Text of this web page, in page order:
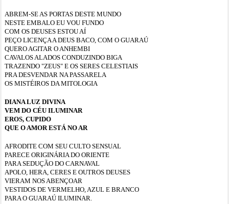
ABREM-SE AS PORTAS DESTE MUNDO
NESTE EMBALO EU VOU FUNDO
COM OS DEUSES ESTOU AÍ
PEÇO LICENÇA A DEUS BACO, COM O GUARAÚ
QUERO AGITAR O ANHEMBI
CAVALOS ALADOS CONDUZINDO BIGA
TRAZENDO "ZEUS" E OS SERES CELESTIAIS
PRA DESVENDAR NA PASSARELA
OS MISTÉIROS DA MITOLOGIA
DIANA LUZ DIVINA
VEM DO CÉU ILUMINAR
EROS, CUPIDO
QUE O AMOR ESTÁ NO AR
AFRODITE COM SEU CULTO SENSUAL
PARECE ORIGINÁRIA DO ORIENTE
PARA SEDUÇÃO DO CARNAVAL
APOLO, HERA, CERES E OUTROS DEUSES
VIERAM NOS ABENÇOAR
VESTIDOS DE VERMELHO, AZUL E BRANCO
PARA O GUARAÚ ILUMINAR.